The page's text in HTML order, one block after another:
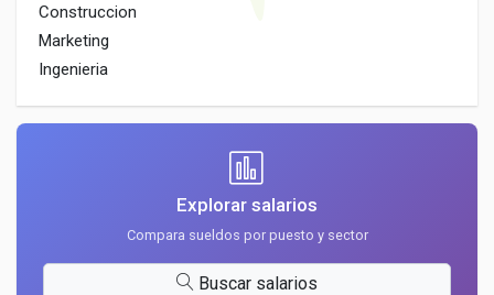
Construccion
Marketing
Ingenieria
Explorar salarios
Compara sueldos por puesto y sector
Buscar salarios